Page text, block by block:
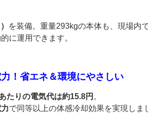
を装備。重量293kgの本体も、現場内
に運用できます。
！省エネ＆環境にやさしい
たりの電気代は約15.8円 。
で同等以上の体感冷却効果を実現しま